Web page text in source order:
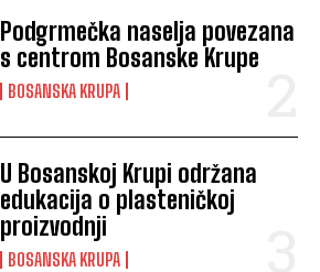
Podgrmečka naselja povezana
s centrom Bosanske Krupe
BOSANSKA KRUPA
U Bosanskoj Krupi održana
edukacija o plasteničkoj
proizvodnji
BOSANSKA KRUPA